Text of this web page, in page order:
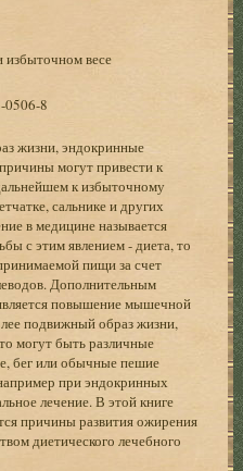
избыточном весе
0506-8
жизни, эндокринные
могут привести к
к избыточному
сальнике и других
в медицине называется
с этим явлением - диета, то
пищи за счет
Дополнительным
повышение мышечной
подвижный образ жизни,
могут быть различные
бег или обычные пешие
при эндокринных
лечение. В этой книге
причины развития ожирения
диетического лечебного